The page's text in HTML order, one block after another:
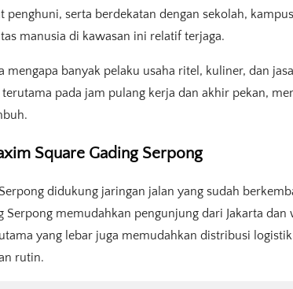
serta berdekatan dengan sekolah,
manusia di kawasan ini relatif terjaga.
mengapa banyak pelaku usaha ritel, kuliner, dan
pada jam pulang kerja dan akhir pekan,
Square Gading Serpong
didukung jaringan jalan yang sudah
memudahkan pengunjung dari Jakarta dan
yang lebar juga memudahkan distribusi
rutin.